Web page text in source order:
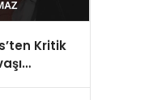
Kritik